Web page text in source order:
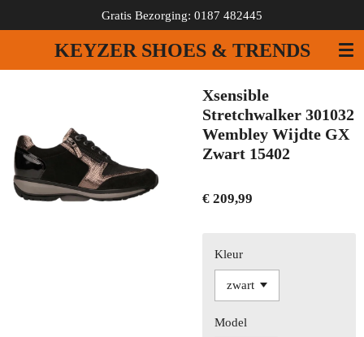
direct
de
KEYZER SHOES & TRENDS
Gratis Bezorging: 0187 482445
Xsensible
Stretchwalker 301032
Wembley Wijdte GX
Zwart 15402
€ 209,99
Kleur
Model